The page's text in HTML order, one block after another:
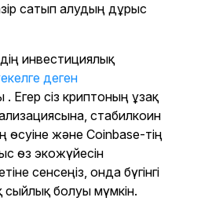
сатып алудың дұрыс
инвестициялық
деген
Егер сіз криптоның ұзақ
стабилкоин
өсуіне және Coinbase-тің
өз экожүйесін
сенсеңіз, онда бүгінгі
сыйлық болуы мүмкін.